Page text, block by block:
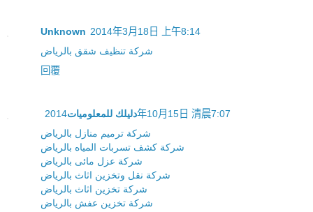
Unknown 2014年3月18日 上午8:14
شركة تنظيف شقق بالرياض
回覆
دليلك للمعلوميات2014年10月15日 清晨7:07
شركة ترميم منازل بالرياض
شركة كشف تسربات المياه بالرياض
شركة عزل مائى بالرياض
شركة نقل وتخزين اثاث بالرياض
شركة تخزين اثاث بالرياض
شركة تخزين عفش بالرياض